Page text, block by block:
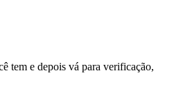
tem e depois vá para verificação,